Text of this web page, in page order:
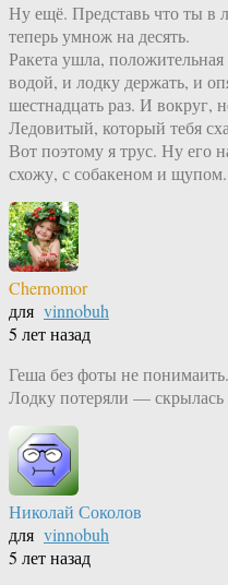
Ну ещё. Представь что ты в
теперь умнож на десять.
Ракета ушла,
водой, и лодку держать, и
шестнадцать раз. И вокруг,
Ледовитый, который тебя
Вот поэтому я трус. Ну его
схожу, с собакеном и щупом.
Chernomor
для vinnobuh
5 лет назад
Геша без фоты не понимаить.
Лодку потеряли — скрылась
Николай Соколов
для vinnobuh
5 лет назад